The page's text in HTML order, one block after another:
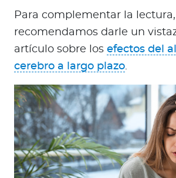
Para complementar la lectura,
recomendamos darle un
artículo sobre los efectos del
cerebro a largo plazo.